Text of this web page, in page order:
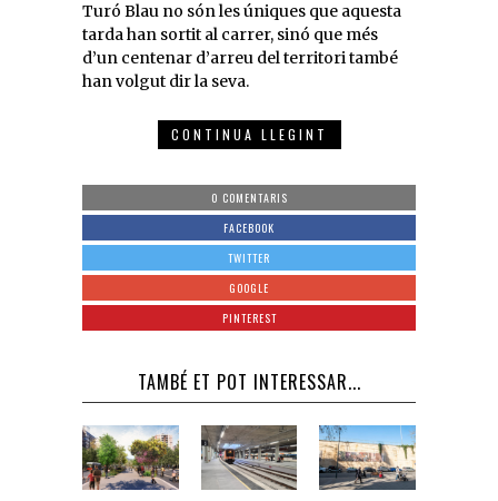
Turó Blau no són les úniques que aquesta
tarda han sortit al carrer, sinó que més
d’un centenar d’arreu del territori també
han volgut dir la seva.
CONTINUA LLEGINT
0 COMENTARIS
FACEBOOK
TWITTER
GOOGLE
PINTEREST
TAMBÉ ET POT INTERESSAR...